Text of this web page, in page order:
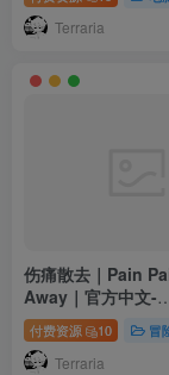
Terraria
伤痛散去｜Pain
Away｜官方中文-
Build.23304912｜
安装
付费资源 10 冒
Terraria